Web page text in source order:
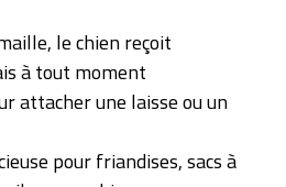
le chien reçoit
à tout moment
attacher une laisse ou un
pour friandises, sacs à